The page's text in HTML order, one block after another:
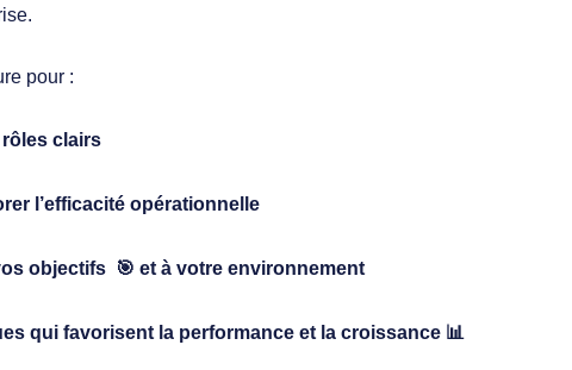
pour :
clairs
l’efficacité opérationnelle
objectifs 🎯 et à votre environnement
qui favorisent la performance et la croissance 📊